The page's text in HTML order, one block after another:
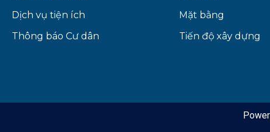
Dịch vụ tiện ích
Thông báo Cư dân
Mặt bằng
Tiến độ xây dựng